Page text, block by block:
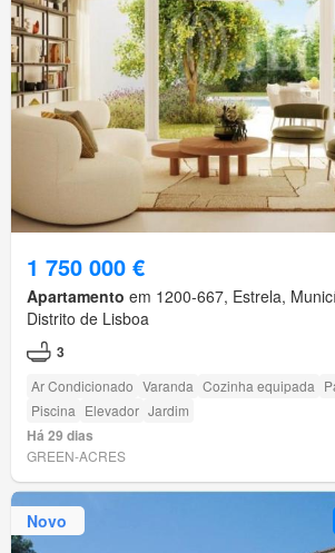
1 750 000 €
Apartamento em 1200-667, Estrela,
Distrito de Lisboa
3
Ar Condicionado Varanda Cozinha equipada
Piscina Elevador Jardim
Há 29 dias
GREEN-ACRES
Novo